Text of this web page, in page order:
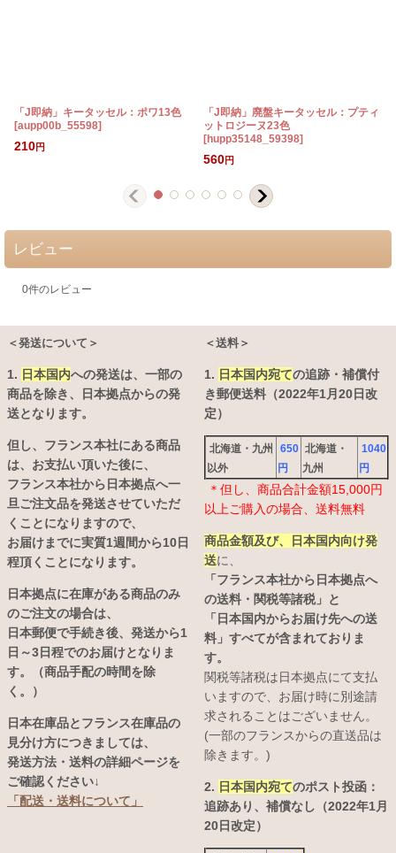
「J即納」キータッセル：ポワ13色
[aupp00b_55598]
210円
「J即納」廃盤キータッセル：プティ
ットロジーヌ23色
[hupp35148_59398]
560円
レビュー
0件のレビュー
＜発送について＞
1. 日本国内への発送は、 一部の
商品を除き、日本拠点からの発
送となります。
但し、フランス本社にある商品
は、お支払い頂いた後に、
フランス本社から日本拠点へ一
旦ご注文品を発送させていただ
くことになりますので、
お届けまでに実質1週間から10日
程頂くことになります。
日本拠点に在庫がある商品のみ
のご注文の場合は、
日本郵便で手続き後、発送から1
日～3日程でのお届けとなりま
す。（商品手配の時間を除
く。）
日本在庫品とフランス在庫品の
見分け方につきましては、
発送方法・送料の詳細ページを
ご確認ください↓
「配送・送料について」
＜送料＞
1. 日本国内宛ての追跡・補償付
き郵便送料（2022年1月20日改
定）
北海道・九州
以外
650
円
北海道・
九州
1040
円
＊但し、商品合計金額15,000円
以上ご購入の場合、送料無料
商品金額及び、日本国内向け発
送に、
「フランス本社から日本拠点へ
の送料・関税等諸税」と
「日本国内からお届け先への送
料」すべてが含まれておりま
す。
関税等諸税は日本拠点にて支払
いますので、お届け時に別途請
求されることはございません。
(一部のフランスからの直送品は
除きます。)
2. 日本国内宛てのポスト投函：
追跡あり、補償なし（2022年1月
20日改定）